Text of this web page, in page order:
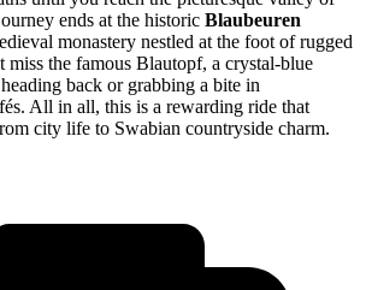
ends at the historic Blaubeuren
monastery nestled at the foot of rugged
miss the famous Blautopf, a crystal-blue
back or grabbing a bite in
All in all, this is a rewarding ride that
city life to Swabian countryside charm.